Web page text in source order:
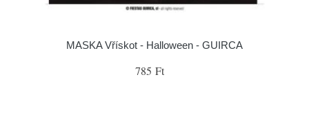
MASKA Vřískot - Halloween - GUIRCA
785 Ft